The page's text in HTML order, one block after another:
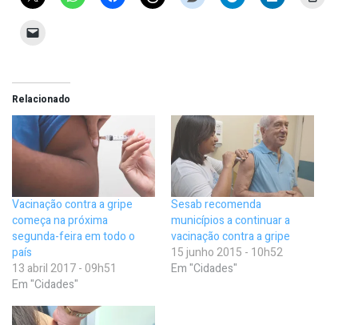
Relacionado
Vacinação contra a gripe
começa na próxima
segunda-feira em todo o
país
13 abril 2017 - 09h51
Em "Cidades"
Sesab recomenda
municípios a continuar a
vacinação contra a gripe
15 junho 2015 - 10h52
Em "Cidades"